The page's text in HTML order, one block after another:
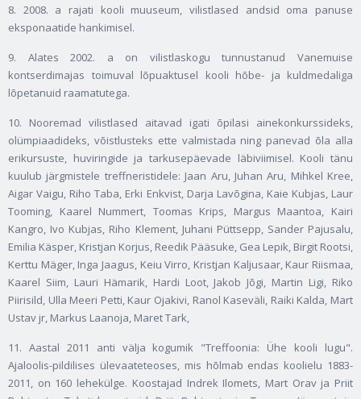
8. 2008. a rajati kooli muuseum, vilistlased andsid oma panuse
eksponaatide hankimisel.
9. Alates 2002. a on vilistlaskogu tunnustanud Vanemuise
kontserdimajas toimuval lõpuaktusel kooli hõbe- ja kuldmedaliga
lõpetanuid raamatutega.
10. Nooremad vilistlased aitavad igati õpilasi ainekonkurssideks,
olümpiaadideks, võistlusteks ette valmistada ning panevad õla alla
erikursuste, huviringide ja tarkusepäevade läbiviimisel. Kooli tänu
kuulub järgmistele treffneristidele: Jaan Aru, Juhan Aru, Mihkel Kree,
Aigar Vaigu, Riho Taba, Erki Enkvist, Darja Lavõgina, Kaie Kubjas, Laur
Tooming, Kaarel Nummert, Toomas Krips, Margus Maantoa, Kairi
Kangro, Ivo Kubjas, Riho Klement, Juhani Püttsepp, Sander Pajusalu,
Emilia Käsper, Kristjan Korjus, Reedik Pääsuke, Gea Lepik, Birgit Rootsi,
Kerttu Mäger, Inga Jaagus, Keiu Virro, Kristjan Kaljusaar, Kaur Riismaa,
Kaarel Siim, Lauri Hämarik, Hardi Loot, Jakob Jõgi, Martin Ligi, Riko
Piirisild, Ulla Meeri Petti, Kaur Ojakivi, Ranol Kaseväli, Raiki Kalda, Mart
Ustav jr, Markus Laanoja, Maret Tark,
11. Aastal 2011 anti välja kogumik "Treffoonia: Ühe kooli lugu".
Ajaloolis-pildilises ülevaateteoses, mis hõlmab endas koolielu 1883-
2011, on 160 lehekülge. Koostajad Indrek Ilomets, Mart Orav ja Priit